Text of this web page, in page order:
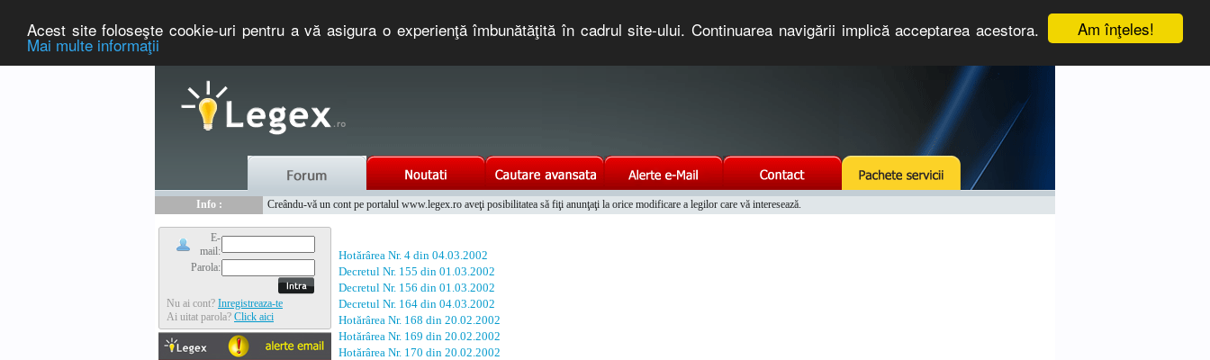
Am înţeles!
Acest site foloseşte cookie-uri pentru a vă asigura o experienţă îmbunătăţită în cadrul site-ului. Continuarea navigării implică acceptarea acestora.
Mai multe informaţii
Info :
Creându-vă un cont pe portalul www.legex.ro aveţi posibilitatea să fiţi anunţaţi la orice modificare a legilor care vă interesează.
E-
mail:
Parola:
Nu ai cont? Inregistreaza-te
Ai uitat parola? Click aici
Hotărârea Nr. 4 din 04.03.2002
Decretul Nr. 155 din 01.03.2002
Decretul Nr. 156 din 01.03.2002
Decretul Nr. 164 din 04.03.2002
Hotărârea Nr. 168 din 20.02.2002
Hotărârea Nr. 169 din 20.02.2002
Hotărârea Nr. 170 din 20.02.2002